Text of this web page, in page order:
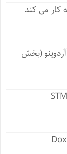
کار می کند
(بخش